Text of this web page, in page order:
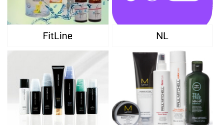
FitLine NL